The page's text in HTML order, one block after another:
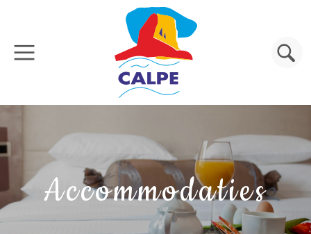
Overslaan en naar de inhoud gaan
Zoeken
Accommodaties